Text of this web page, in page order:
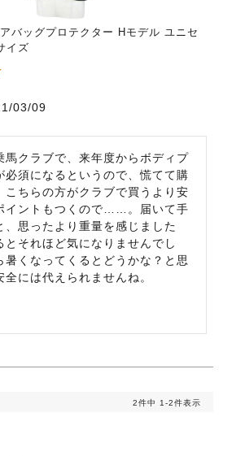
バッグプロテクター Hモデル ユニセ
イズ
03/09
馬クラブで、来年度からボディプ
必須になるというので、慌てて購
こちらの方がクラブで買うより安
イントもつくので……。届いて手
、思ったより重量を感じました
とそれほど気になりませんでし
暑くなってくるとどうかな？と思
全には代えられませんね。
2件中 1-2件表示